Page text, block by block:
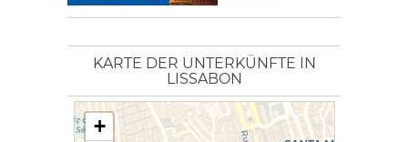
KARTE DER UNTERKÜNFTE IN
LISSABON
+